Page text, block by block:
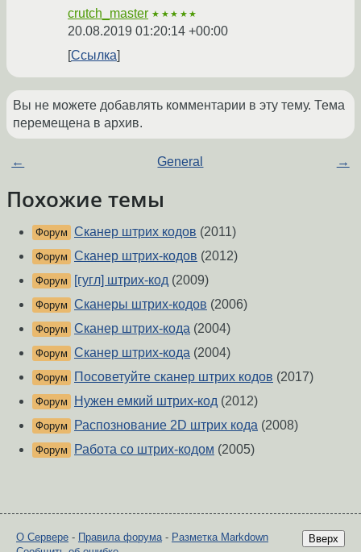
crutch_master ★★★★★
20.08.2019 01:20:14 +00:00
Ссылка
Вы не можете добавлять комментарии в эту тему. Тема
перемещена в архив.
← General →
Похожие темы
Форум Сканер штрих кодов (2011)
Форум Сканер штрих-кодов (2012)
Форум [гугл] штрих-код (2009)
Форум Сканеры штрих-кодов (2006)
Форум Сканер штрих-кода (2004)
Форум Сканер штрих-кода (2004)
Форум Посоветуйте сканер штрих кодов (2017)
Форум Нужен емкий штрих-код (2012)
Форум Распознование 2D штрих кода (2008)
Форум Работа со штрих-кодом (2005)
Вверх
О Сервере - Правила форума- Разметка Markdown